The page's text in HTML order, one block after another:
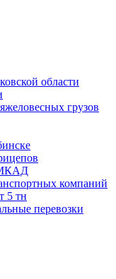
области
грузов
МКАД
компаний
5 тн
перевозки